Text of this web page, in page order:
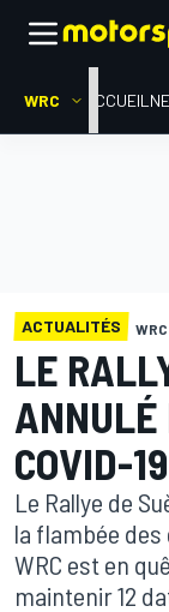
WRC ACCUEIL
ACTUALITÉS WRC
LE
ANNULÉ
COVID-19
Le Rallye de
la flambée des
WRC est en
maintenir 12